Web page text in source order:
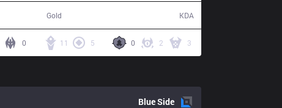
Gold KDA
0 2 3
11 5
0
BlueSide